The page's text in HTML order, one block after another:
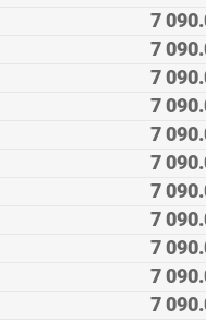
7
7
7
7
7
7
7
7
7
7
7